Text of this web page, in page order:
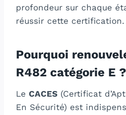
profondeur sur chaque
réussir cette certification.
Pourquoi
R482 catégorie E ?
Le CACES (Certificat
En Sécurité) est